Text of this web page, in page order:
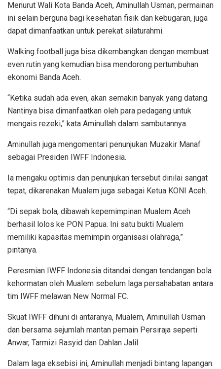
Menurut Wali Kota Banda Aceh, Aminullah Usman, permainan
ini selain berguna bagi kesehatan fisik dan kebugaran, juga
dapat dimanfaatkan untuk perekat silaturahmi.
Walking football juga bisa dikembangkan dengan membuat
even rutin yang kemudian bisa mendorong pertumbuhan
ekonomi Banda Aceh.
“Ketika sudah ada even, akan semakin banyak yang datang.
Nantinya bisa dimanfaatkan oleh para pedagang untuk
mengais rezeki,” kata Aminullah dalam sambutannya.
Aminullah juga mengomentari penunjukan Muzakir Manaf
sebagai Presiden IWFF Indonesia.
Ia mengaku optimis dan penunjukan tersebut dinilai sangat
tepat, dikarenakan Mualem juga sebagai Ketua KONI Aceh.
“Di sepak bola, dibawah kepemimpinan Mualem Aceh
berhasil lolos ke PON Papua. Ini satu bukti Mualem
memiliki kapasitas memimpin organisasi olahraga,”
pintanya.
Peresmian IWFF Indonesia ditandai dengan tendangan bola
kehormatan oleh Mualem sebelum laga persahabatan antara
tim IWFF melawan New Normal FC.
Skuat IWFF dihuni di antaranya, Mualem, Aminullah Usman
dan bersama sejumlah mantan pemain Persiraja seperti
Anwar, Tarmizi Rasyid dan Dahlan Jalil.
Dalam laga eksebisi ini, Aminullah menjadi bintang lapangan.